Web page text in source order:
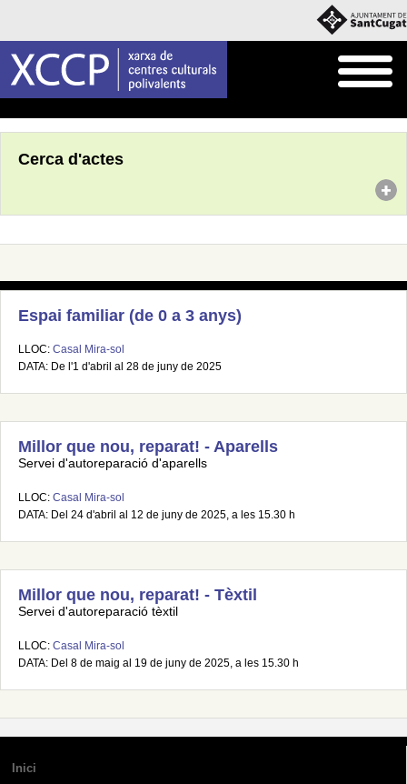
Cerca d'actes
Espai familiar (de 0 a 3 anys)
LLOC: Casal Mira-sol
DATA: De l'1 d'abril al 28 de juny de 2025
Millor que nou, reparat! - Aparells
Servei d'autoreparació d'aparells
LLOC: Casal Mira-sol
DATA: Del 24 d'abril al 12 de juny de 2025, a les 15.30 h
Millor que nou, reparat! - Tèxtil
Servei d'autoreparació tèxtil
LLOC: Casal Mira-sol
DATA: Del 8 de maig al 19 de juny de 2025, a les 15.30 h
Inici